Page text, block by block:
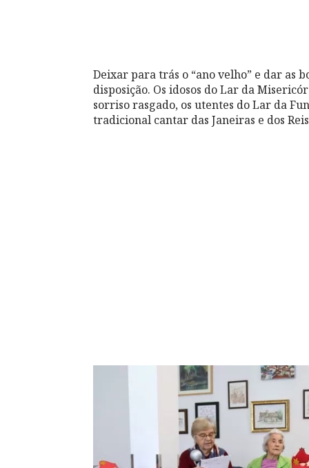
Deixar para trás o “ano velho” e dar as
disposição. Os idosos do Lar da
sorriso rasgado, os utentes do Lar da
tradicional cantar das Janeiras e dos